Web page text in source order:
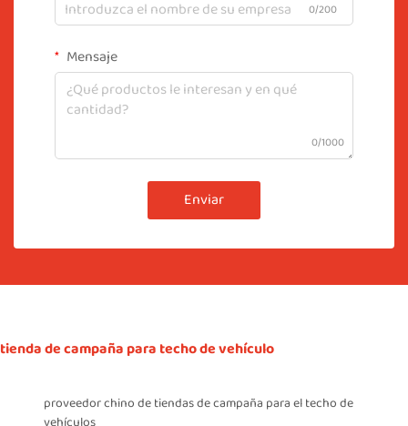
0/200
Mensaje
0/1000
Enviar
tienda de campaña para techo de vehículo
proveedor chino de tiendas de campaña para el techo de